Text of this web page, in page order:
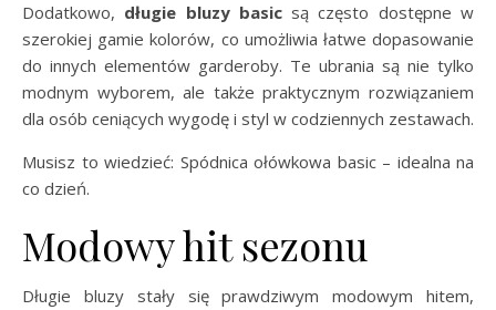
Dodatkowo, długie bluzy basicsą często dostępne w
szerokiej gamie kolorów, co umożliwia łatwe dopasowanie
do innych elementów garderoby. Te ubrania są nie tylko
modnym wyborem, ale także praktycznym rozwiązaniem
dla osób ceniących wygodę i styl w codziennych zestawach.
Musisz to wiedzieć: Spódnica ołówkowa basic – idealna na
co dzień.
Modowy hit sezonu
Długie bluzy stały się prawdziwym modowym hitem,